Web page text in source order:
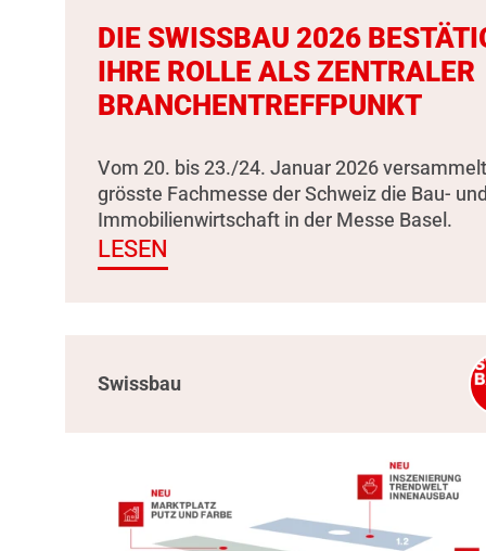
DIE SWISSBAU 2026
IHRE ROLLE ALS ZENTRALER
BRANCHENTREFFPUNKT
Vom 20. bis 23./24. Januar 2026
grösste Fachmesse der Schweiz die Bau-
Immobilienwirtschaft in der Messe Basel.
LESEN
Swissbau